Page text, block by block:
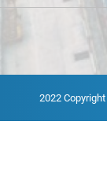
2022 Copyright